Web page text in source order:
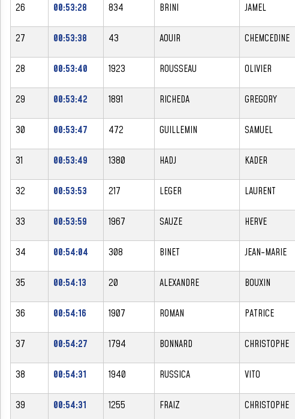
26 00:53:28 834 BRINI JAMEL
27 00:53:38 43 AOUIR CHEMCEDINE
28 00:53:40 1923 ROUSSEAU OLIVIER
29 00:53:42 1891 RICHEDA GREGORY
30 00:53:47 472 GUILLEMIN SAMUEL
31 00:53:49 1380 HADJ KADER
32 00:53:53 217 LEGER LAURENT
33 00:53:59 1967 SAUZE HERVE
34 00:54:04 308 BINET JEAN-MARIE
35 00:54:13 20 ALEXANDRE BOUXIN
36 00:54:16 1907 ROMAN PATRICE
37 00:54:27 1794 BONNARD CHRISTOPHE
38 00:54:31 1940 RUSSICA VITO
39 00:54:31 1255 FRAIZ CHRISTOPHE